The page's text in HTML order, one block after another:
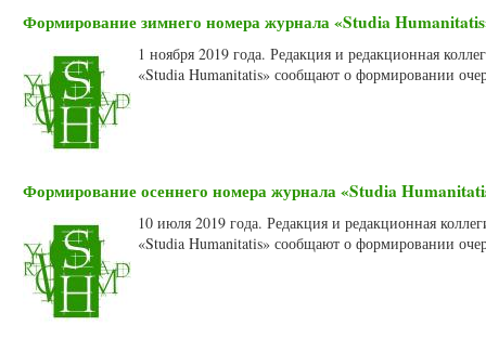
Формирование зимнего номера журнала «Studia
1 ноября 2019 года. Редакция и редакционная
«Studia Humanitatis» сообщают о формировании
Формирование осеннего номера журнала «Studia
10 июля 2019 года. Редакция и редакционная
«Studia Humanitatis» сообщают о формировании